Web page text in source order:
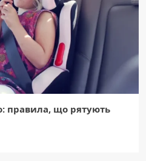
правила, що рятують